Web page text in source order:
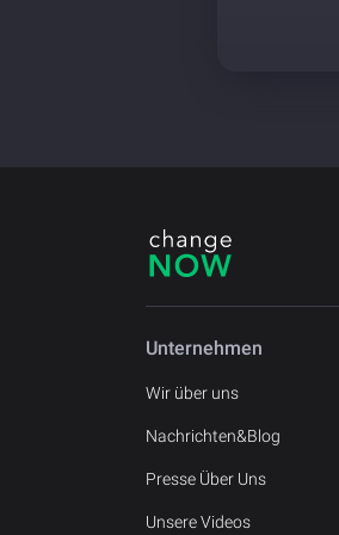
Unternehmen
Wir über uns
Nachrichten&Blog
Presse Über Uns
Unsere Videos